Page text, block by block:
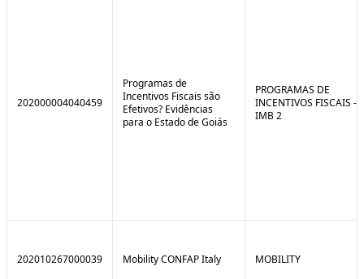
202000004040459
Programas de
Incentivos Fiscais são
Efetivos? Evidências
para o Estado de Goiás
PROGRAMAS DE
INCENTIVOS FISCAIS -
IMB 2
202010267000039 Mobility CONFAP Italy MOBILITY